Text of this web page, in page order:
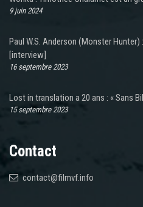
9 juin 2024
Paul W.S. Anderson (Monster Hunter)
[interview]
16 septembre 2023
Lost in translation a 20 ans : « Sans
15 septembre 2023
Contact
contact@filmvf.info